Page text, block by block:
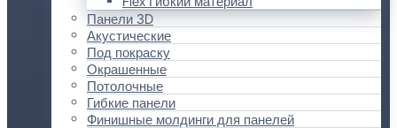
Панели 3D
Акустические
Под покраску
Окрашенные
Потолочные
Гибкие панели
Финишные молдинги для панелей